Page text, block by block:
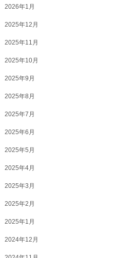
2026年1月
2025年12月
2025年11月
2025年10月
2025年9月
2025年8月
2025年7月
2025年6月
2025年5月
2025年4月
2025年3月
2025年2月
2025年1月
2024年12月